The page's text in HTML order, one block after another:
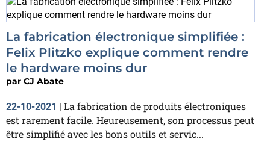
La fabrication électronique simplifiée :
Felix Plitzko explique comment rendre
le hardware moins dur
par CJ Abate
22-10-2021 | La fabrication de produits électroniques
est rarement facile. Heureusement, son processus peut
être simplifié avec les bons outils et servic...